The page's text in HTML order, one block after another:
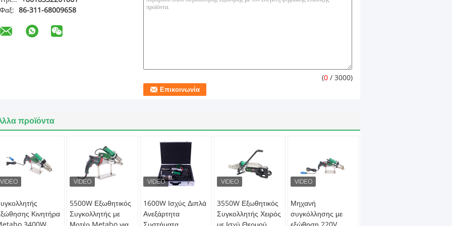
Φαξ: 86-311-68009658
(0 / 3000)
προϊόντα
Κινητήρα
5500W Εξωθητικός
Συγκολλητής με
1600W Ισχύς Διπλά
Ανεξάρτητα
3550W Εξωθητικός
Συγκολλητής Χειρός
Μηχανή
συγκόλλησης με